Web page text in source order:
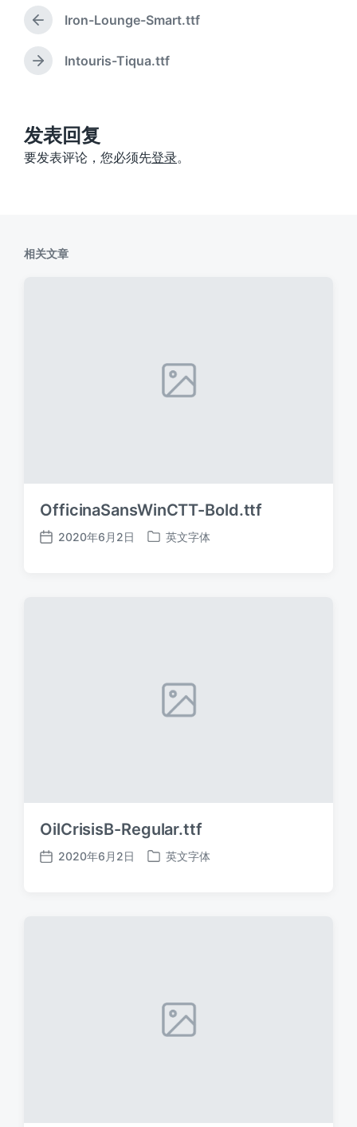
上
篇
文
章
Iron-Lounge-Smart.ttf
下
：
Intouris-Tiqua.ttf
发表回复
要发表评论，您必须先登录。
相关文章
OfficinaSansWinCTT-Bold.ttf
发
2020年6月2日
发
英文字体
OilCrisisB-Regular.ttf
发
2020年6月2日
发
英文字体